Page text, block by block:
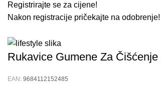
Registrirajte se za cijene!
Nakon registracije pričekajte na odobrenje!
Rukavice Gumene Za
EAN: 9684112152485